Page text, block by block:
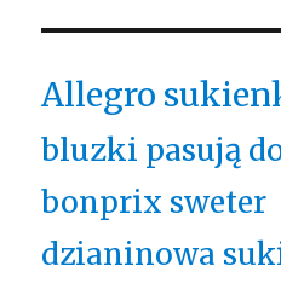
Allegro
bluzki pasują
bonprix sweter
dzianinowa